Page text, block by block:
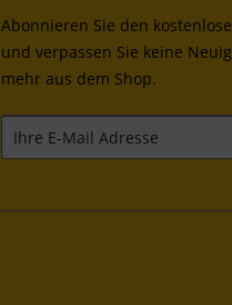
Abonnieren Sie den
und verpassen Sie keine
mehr aus dem Shop.